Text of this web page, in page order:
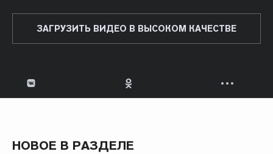
ЗАГРУЗИТЬ ВИДЕО В ВЫСОКОМ КАЧЕСТВЕ
НОВОЕ В РАЗДЕЛЕ